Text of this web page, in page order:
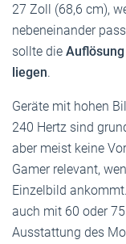
27 Zoll (68,6 cm),
nebeneinander
sollte die
liegen.
Geräte mit hohen
240 Hertz sind
aber meist keine
Gamer relevant,
Einzelbild
auch mit 60 oder
Ausstattung des